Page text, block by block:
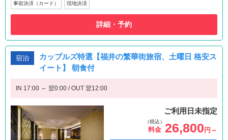
事前決済（カード） 現地決済
詳細・予約
宿泊
カップルズ特選【福井の繁華街旅宿、土曜日 格安ス
イート】 朝食付
IN 17:00 ～ 翌0:00 / OUT 翌12:00
ご利用日未指定
（税込）
料金 26,800 円～